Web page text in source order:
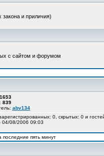
и приличия)
с сайтом и форумом
1653
839
abv134
зарегистрированных: 0, скрытых: 0 и
04/08/2006 09:03
последние пять минут